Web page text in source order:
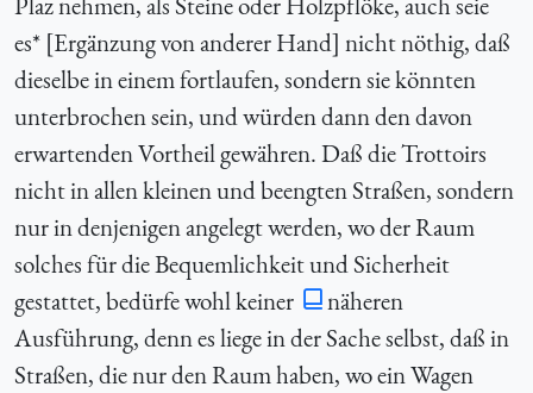
es* [Ergänzung von anderer Hand] nicht nöthig, daß
dieselbe in einem fortlaufen, sondern sie könnten
unterbrochen sein, und würden dann den davon
erwartenden Vortheil gewähren. Daß die Trottoirs
nicht in allen kleinen und beengten Straßen, sondern
nur in denjenigen angelegt werden, wo der Raum
solches für die Bequemlichkeit und Sicherheit
gestattet, bedürfe wohl keiner
näheren
Ausführung, denn es liege in der Sache selbst, daß in
Straßen, die nur den Raum haben, wo ein Wagen